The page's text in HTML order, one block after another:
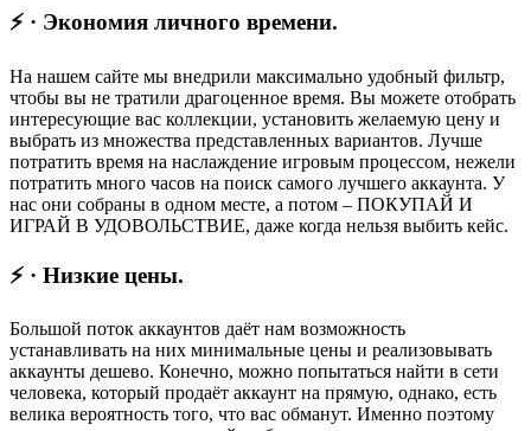
⚡ · Экономия личного времени.
На нашем сайте мы внедрили максимально удобный фильтр,
чтобы вы не тратили драгоценное время. Вы можете отобрать
интересующие вас коллекции, установить желаемую цену и
выбрать из множества представленных вариантов. Лучше
потратить время на наслаждение игровым процессом, нежели
потратить много часов на поиск самого лучшего аккаунта. У
нас они собраны в одном месте, а потом – ПОКУПАЙ И
ИГРАЙ В УДОВОЛЬСТВИЕ, даже когда нельзя выбить кейс.
⚡ · Низкие цены.
Большой поток аккаунтов даёт нам возможность
устанавливать на них минимальные цены и реализовывать
аккаунты дешево. Конечно, можно попытаться найти в сети
человека, который продаёт аккаунт на прямую, однако, есть
велика вероятность того, что вас обманут. Именно поэтому